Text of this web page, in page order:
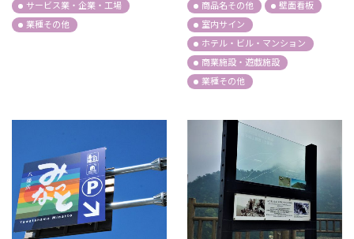
サービス業・企業・工場
業種その他
商品名その他
壁面看板
室内サイン
ホテル・ビル・マンション
商業施設・遊戯施設
業種その他